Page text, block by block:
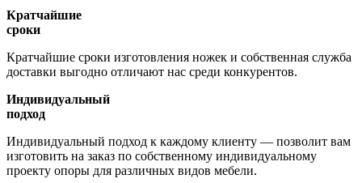
Кратчайшие
сроки
Кратчайшие сроки изготовления ножек и собственная служба
доставки выгодно отличают нас среди конкурентов.
Индивидуальный
подход
Индивидуальный подход к каждому клиенту — позволит вам
изготовить на заказ по собственному индивидуальному
проекту опоры для различных видов мебели.